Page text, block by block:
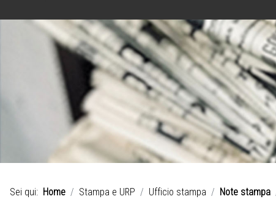
Sei qui: Home Stampa e URP Ufficio stampa Note stampa